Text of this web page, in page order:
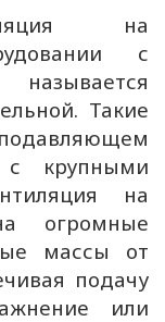
на
с
Такие
с крупными
на
огромные
массы от
подачу
или